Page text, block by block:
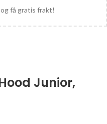
få gratis frakt!
Junior,